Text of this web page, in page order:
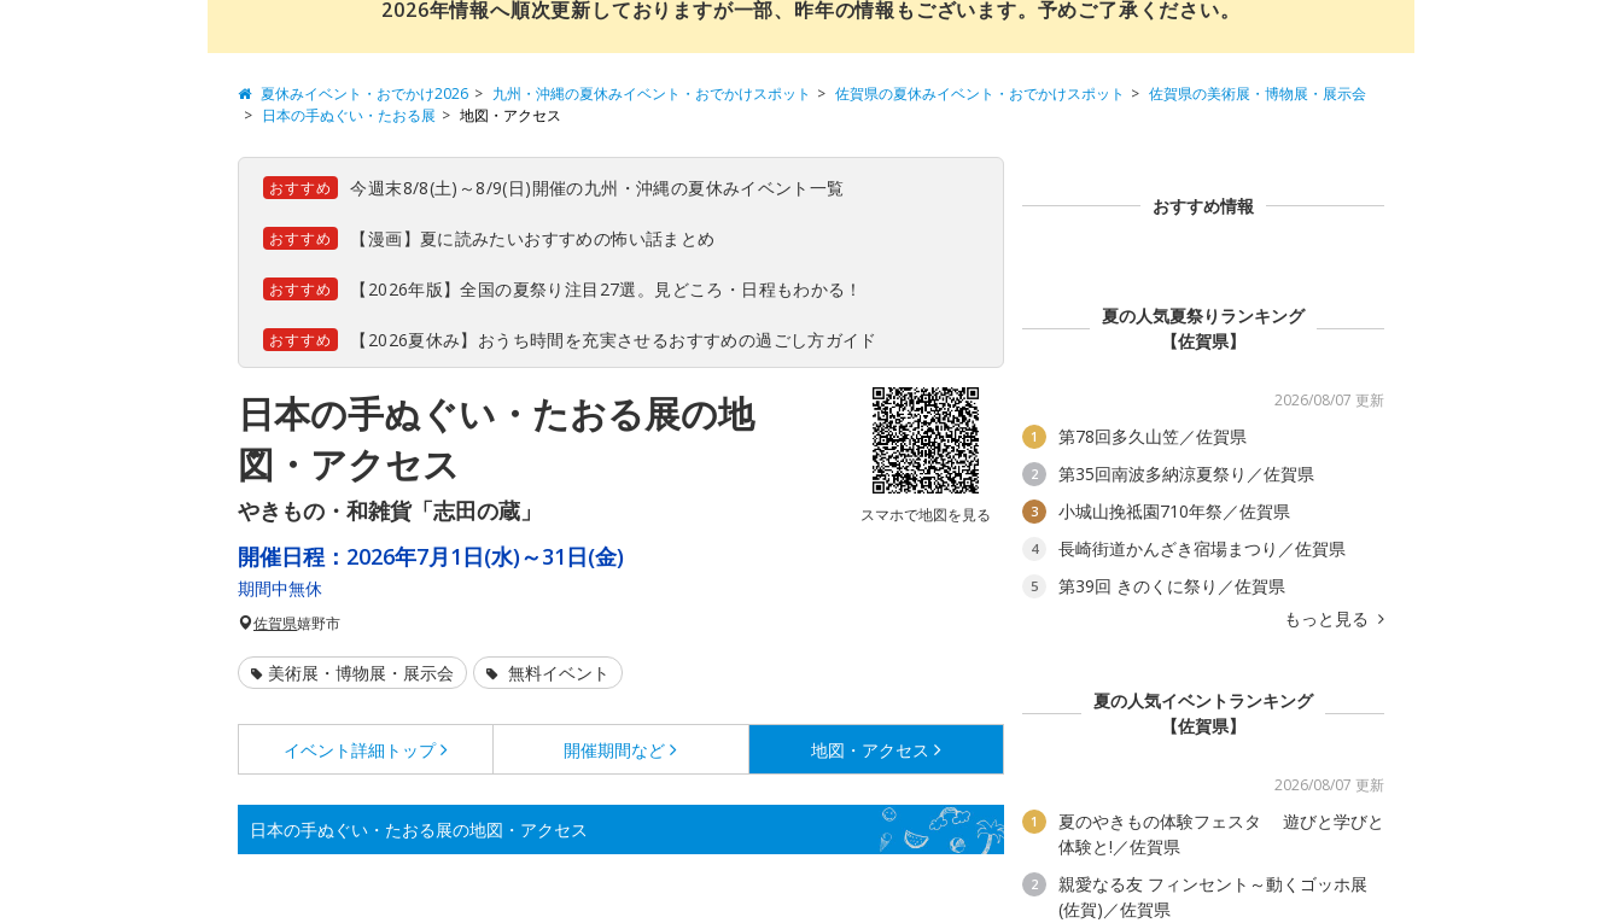
2026年情報へ順次更新しておりますが一部、昨年の情報もございます。予めご了承ください。
夏休みイベント・おでかけ2026 九州・沖縄の夏休みイベント・おでかけスポット 佐賀県の夏休みイベント・おでかけスポット
佐賀県の美術展・博物展・展示会
日本の手ぬぐい・たおる展
地図・アクセス
おすすめ 今週末8/8(土)～8/9(日)開催の九州・沖縄の夏休みイベント一覧
おすすめ 【漫画】夏に読みたいおすすめの怖い話まとめ
おすすめ 【2026年版】全国の夏祭り注目27選。見どころ・日程もわかる！
おすすめ 【2026夏休み】おうち時間を充実させるおすすめの過ごし方ガイド
日本の手ぬぐい・たおる展の地
図・アクセス
やきもの・和雑貨「志田の蔵」 スマホで地図を見る
開催日程： 2026年7月1日(水)～31日(金)
期間中無休
佐賀県嬉野市
美術展・博物展・展示会 無料イベント
イベント詳細 トップ 開催期間など 地図・アクセス
日本の手ぬぐい・たおる展の地図・アクセス
おすすめ情報
夏の人気夏祭りランキング
【佐賀県】
2026/08/07 更新
1 第78回多久山笠／佐賀県
2 第35回南波多納涼夏祭り／佐賀県
3 小城山挽祗園710年祭／佐賀県
4 長崎街道かんざき宿場まつり／佐賀県
5
第39回 きのくに祭り／佐賀県
もっと見る
夏の人気イベントランキング
【佐賀県】
2026/08/07 更新
1
夏のやきもの体験フェスタ 遊びと学びと
体験と!／佐賀県
2
親愛なる友 フィンセント～動くゴッホ展
(佐賀)／佐賀県